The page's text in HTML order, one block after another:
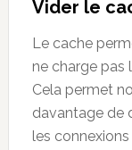
Vider le
Le cache
ne charge pas
Cela permet
davantage de
les